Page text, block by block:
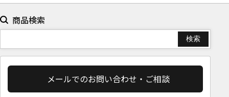
商品検索
メールでのお問い合わせ・ご相談